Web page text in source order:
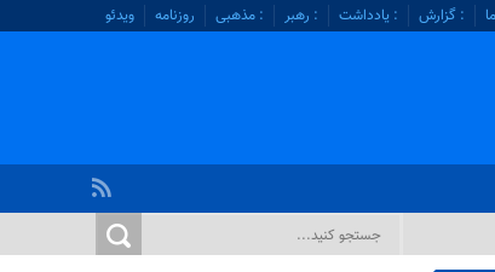
: گزارش : یادداشت : رهبر : مذهبی روزنامه ویدئو